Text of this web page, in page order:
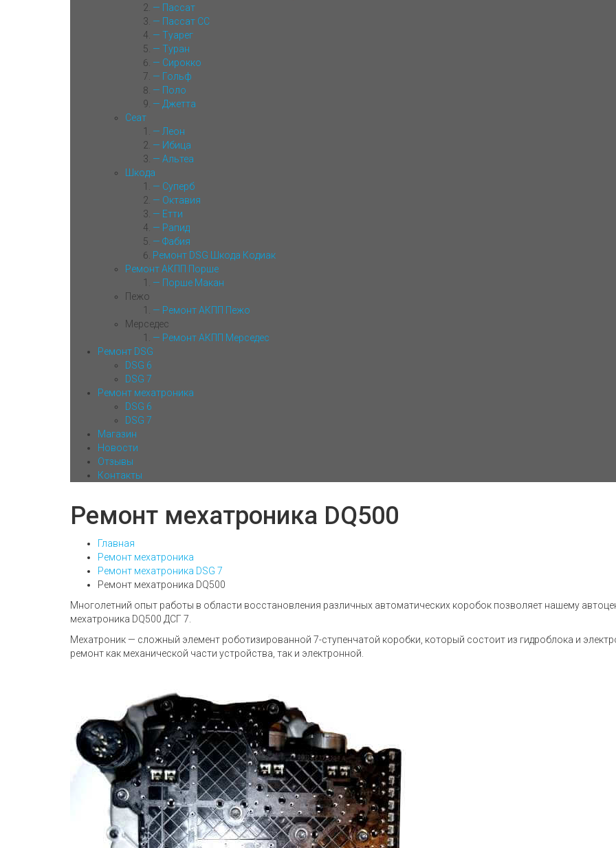
— Пассат
— Пассат СС
— Туарег
— Туран
— Сирокко
— Гольф
— Поло
— Джетта
Сеат
— Леон
— Ибица
— Альтеа
Шкода
— Суперб
— Октавия
— Етти
— Рапид
— Фабия
Ремонт DSG Шкода Кодиак
Ремонт АКПП Порше
— Порше Макан
Пежо
— Ремонт АКПП Пежо
Мерседес
— Ремонт АКПП Мерседес
Ремонт DSG
DSG 6
DSG 7
Ремонт мехатроника
DSG 6
DSG 7
Магазин
Новости
Отзывы
Контакты
Ремонт мехатроника DQ500
Главная
Ремонт мехатроника
Ремонт мехатроника DSG 7
Ремонт мехатроника DQ500
Многолетний опыт работы в области восстановления различных автоматических коробок позволяет нашему
мехатроника DQ500 ДСГ 7.
Мехатроник — сложный элемент роботизированной 7-ступенчатой коробки, который состоит из гидроблока и
ремонт как механической части устройства, так и электронной.